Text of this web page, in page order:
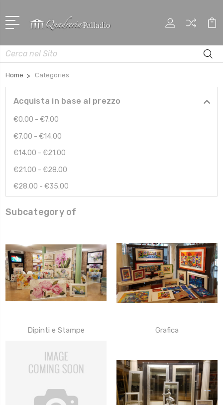
Cerca
Home Categories
Acquista in base al prezzo
€0.00 - €7.00
€7.00 - €14.00
€14.00 - €21.00
€21.00 - €28.00
€28.00 - €35.00
Subcategory of
Dipinti e Stampe Grafica